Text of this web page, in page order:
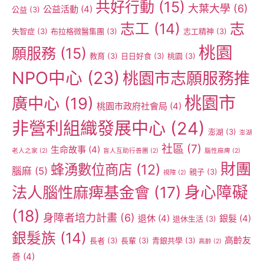
公益 (3) 公益活動 (4) 共好行動 (15) 大葉大學 (6)
失智症 (3) 布拉格微醫集團 (3) 志工 (14) 志工精神 (3) 志
願服務 (15) 教育 (3) 日日好食 (3) 桃園 (3) 桃園
NPO中心 (23) 桃園市志願服務推
廣中心 (19) 桃園市政府社會局 (4) 桃園市
非營利組織發展中心 (24) 澎湖 (3) 澎湖
老人之家 (2) 生命故事 (4) 盲人互助行善團 (2) 社區 (7) 腦性麻痺 (2)
腦麻 (5) 蜂湧數位商店 (12) 視障 (2) 親子 (3) 財團
法人腦性麻痺基金會 (17) 身心障礙
(18) 身障者培力計畫 (6) 退休 (4) 退休生活 (3) 銀髮 (4)
銀髮族 (14) 長者 (3) 長輩 (3) 青銀共學 (3) 高齡 (2) 高齡友
善 (4)